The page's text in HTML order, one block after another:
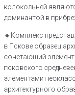
колокольней
доминантой в
🔸Комплекс
в Пскове образец
сочетающий
псковского
элементами
архитектурного